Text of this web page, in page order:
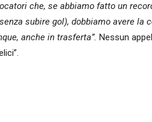
che, se abbiamo fatto un
subire gol), dobbiamo avere la
anche in trasferta”. Nessun